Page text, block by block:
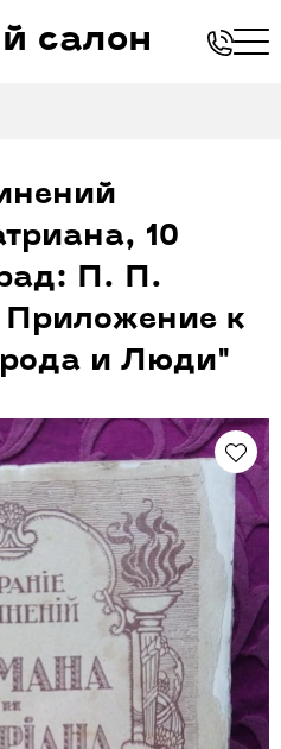
салон
10
П. П.
к
и Люди"